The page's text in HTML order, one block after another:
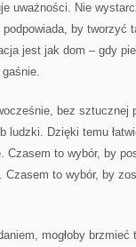
uważności. Nie
by tworzyć
jest jak dom – gdy
bez sztucznej
ludzki. Dzięki temu
Czasem to wybór, by
to wybór, by
mogłoby